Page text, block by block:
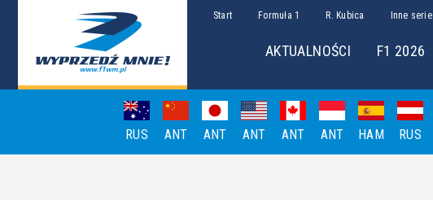
Start Formuła 1 R. Kubica Inne serie
AKTUALNOŚCI F1 2026
RUS ANT ANT ANT ANT ANT HAM RUS